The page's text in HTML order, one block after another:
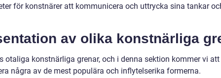
för konstnärer att kommunicera och uttrycka sina tankar
av olika konstnärliga
otaliga konstnärliga grenar, och i denna sektion kommer vi att
några av de mest populära och inflytelserika formerna.